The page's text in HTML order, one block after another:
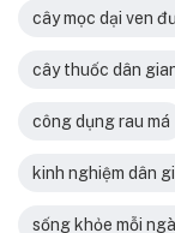
cây mọc dại ven
cây thuốc dân
công dụng rau má
kinh nghiệm dân
sống khỏe mỗi